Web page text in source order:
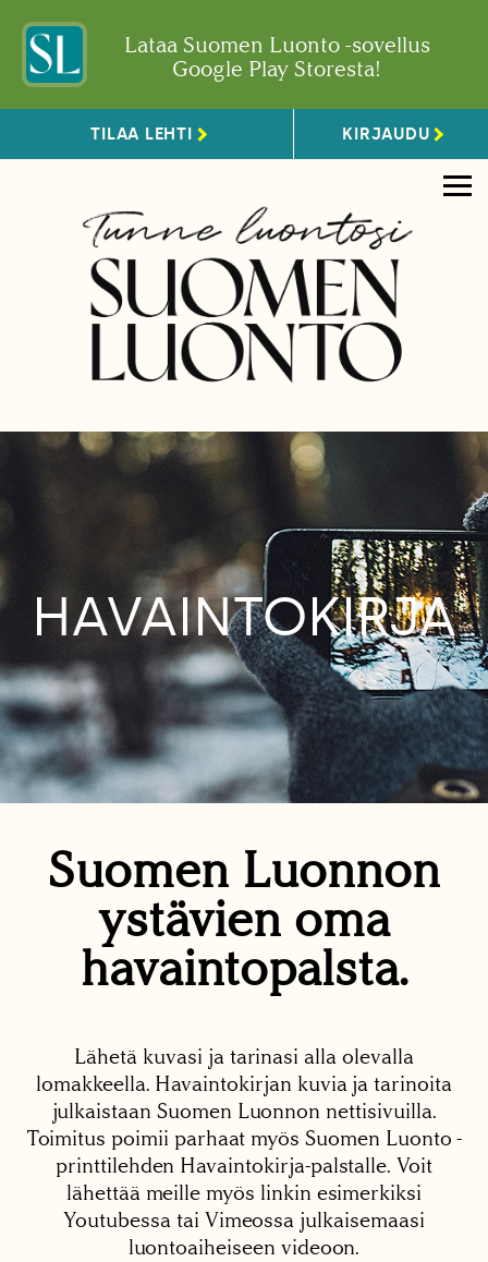
Lataa Suomen Luonto -sovellus
Google Play Storesta!
TILAA LEHTI KIRJAUDU
HAVAINTOKIRJA
Suomen Luonnon
ystävien oma
havaintopalsta.
Lähetä kuvasi ja tarinasi alla olevalla
lomakkeella. Havaintokirjan kuvia ja tarinoita
julkaistaan Suomen Luonnon nettisivuilla.
Toimitus poimii parhaat myös Suomen Luonto -
printtilehden Havaintokirja-palstalle. Voit
lähettää meille myös linkin esimerkiksi
Youtubessa tai Vimeossa julkaisemaasi
luontoaiheiseen videoon.